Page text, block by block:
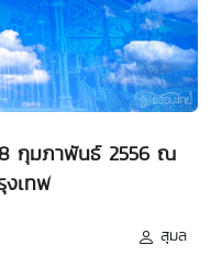
กุมภาพันธ์ 2556 ณ
เทพ
สุมล